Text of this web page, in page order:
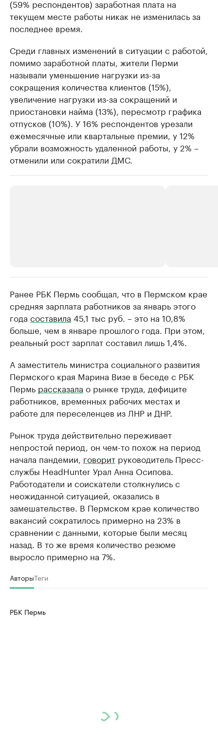
(59% респондентов) заработная плата на
текущем месте работы никак не изменилась за
последнее время.
Среди главных изменений в ситуации с работой,
помимо заработной платы, жители Перми
называли уменьшение нагрузки из-за
сокращения количества клиентов (15%),
увеличение нагрузки из-за сокращений и
приостановки найма (13%), пересмотр графика
отпусков (10%). У 16% респондентов урезали
ежемесячные или квартальные премии, у 12%
убрали возможность удаленной работы, у 2% –
отменили или сократили ДМС.
Крупнейшие производители и
продавцы медийной продукции
Ознакомьтесь с информацией в каталоге
Страховые
Посмотрите в
Ранее РБК Пермь сообщал, что в Пермском крае
средняя зарплата работников за январь этого
года составила 45,1 тыс руб. – это на 10,8%
больше, чем в январе прошлого года. При этом,
реальный рост зарплат составил лишь 1,4%.
А заместитель министра социального развития
Пермского края Марина Визе в беседе с РБК
Пермь рассказала о рынке труда, дефиците
работников, временных рабочих местах и
работе для переселенцев из ЛНР и ДНР.
Рынок труда действительно переживает
непростой период, он чем-то похож на период
начала пандемии, говорит руководитель Пресс-
службы HeadHunter Урал Анна Осипова.
Работодатели и соискатели столкнулись с
неожиданной ситуацией, оказались в
замешательстве. В Пермском крае количество
вакансий сократилось примерно на 23% в
сравнении с данными, которые были месяц
назад. В то же время количество резюме
выросло примерно на 7%.
АвторыТеги
РБК Пермь